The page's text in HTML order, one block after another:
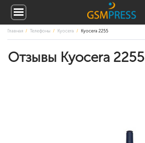
Главная Телефоны Kyocera Kyocera 2255
Отзывы Kyocera 2255